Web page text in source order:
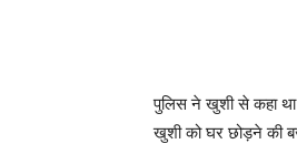
पुलिस ने खुशी से कहा
खुशी को घर छोड़ने की